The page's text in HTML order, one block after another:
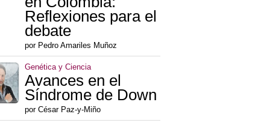
Reflexiones para el
debate
por Pedro Amariles Muñoz
Genética y Ciencia
Avances en el
Síndrome de Down
por César Paz-y-Miño